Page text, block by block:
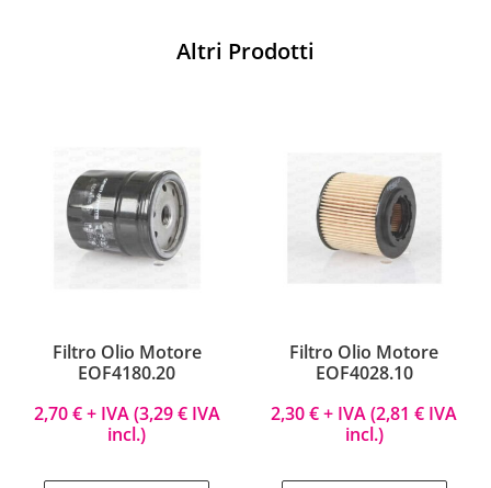
Altri Prodotti
Filtro Olio Motore
EOF4180.20
2,70€+ IVA (3,29€IVA
incl.)
Filtro Olio Motore
EOF4028.10
2,30€+ IVA (2,81€ IVA
incl.)